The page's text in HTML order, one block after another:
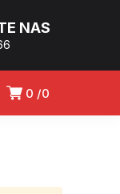
NAS
0 0